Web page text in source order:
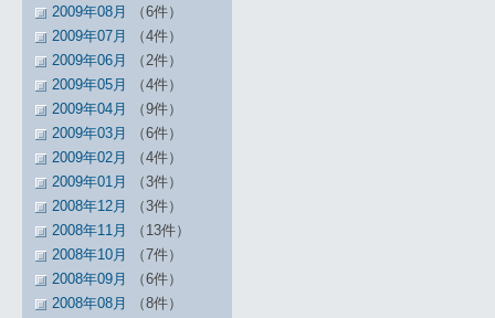
2009年08月
（6件）
2009年07月
（4件）
2009年06月
（2件）
2009年05月
（4件）
2009年04月
（9件）
2009年03月
（6件）
2009年02月
（4件）
2009年01月
（3件）
2008年12月
（3件）
2008年11月
（13件）
2008年10月
（7件）
2008年09月
（6件）
2008年08月
（8件）